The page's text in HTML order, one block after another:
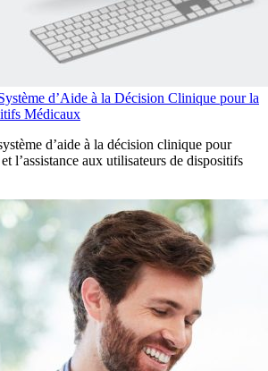
d’Aide à la Décision Clinique pour la
Médicaux
d’aide à la décision clinique pour
l’assistance aux utilisateurs de dispositifs